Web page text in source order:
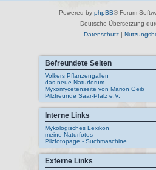
Powered by phpBB® Forum
Deutsche Übersetzung
Datenschutz|
Befreundete Seiten
Volkers Pflanzengallen
das neue Naturforum
Myxomycetenseite von Marion Geib
Pilzfreunde Saar-Pfalz e.V.
Interne Links
Mykologisches Lexikon
meine Naturfotos
Pilzfotopage - Suchmaschine
Externe Links